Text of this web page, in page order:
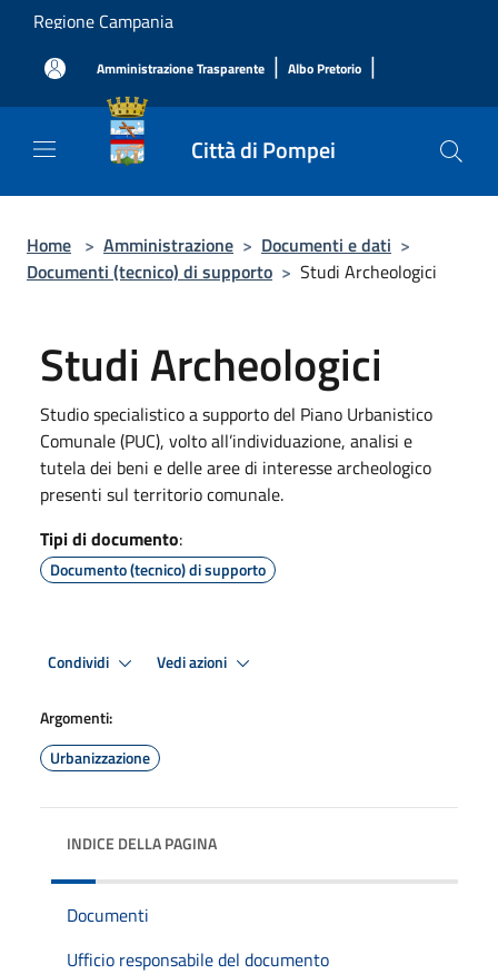
Salta al contenuto principale
Regione Campania
Amministrazione Trasparente | Albo Pretorio |
Città di Pompei
Home > Amministrazione > Documenti e dati >
Documenti (tecnico) di supporto > Studi Archeologici
Studi Archeologici
Studio specialistico a supporto del Piano Urbanistico
Comunale (PUC), volto all’individuazione, analisi e
tutela dei beni e delle aree di interesse archeologico
presenti sul territorio comunale.
Tipi di documento:
Documento (tecnico) di supporto
Condividi Vedi azioni
Argomenti:
Urbanizzazione
INDICE DELLA PAGINA
Documenti
Ufficio responsabile del documento